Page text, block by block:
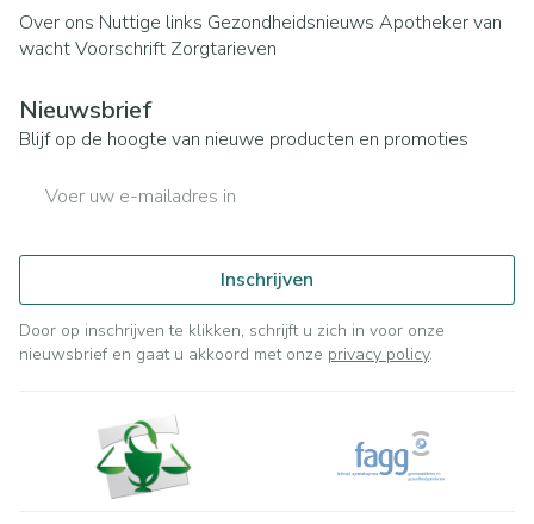
Over ons Nuttige links Gezondheidsnieuws Apotheker van
wachtVoorschrift Zorgtarieven
Nieuwsbrief
Blijf op de hoogte van nieuwe producten en promoties
Inschrijven
Door op inschrijven te klikken, schrijft u zich in voor onze
nieuwsbrief en gaat u akkoord met onze privacy policy.